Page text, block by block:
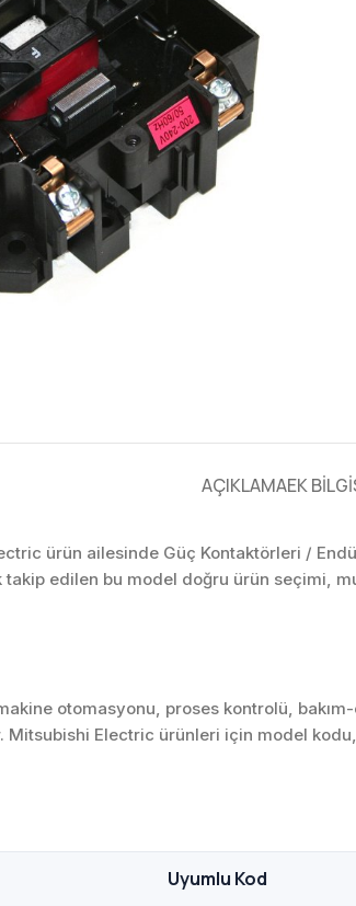
AÇIKLAMAEK BILGI
ürün ailesinde Güç Kontaktörleri /
takip edilen bu model doğru ürün seçimi,
otomasyonu, proses kontrolü,
Mitsubishi Electric ürünleri için model
Uyumlu Kod